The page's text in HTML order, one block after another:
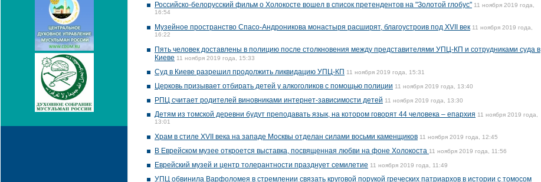
Российско-белорусский фильм о Холокосте вошел в список претендентов на "Золотой глобус" 11 ноября 2019 года,
16:54
Музейное пространство Спасо-Андроникова монастыря расширят, благоустроив под XVII век 11 ноября 2019 года,
16:22
Пять человек доставлены в полицию после столкновения между представителями УПЦ-КП и сотрудниками суда в
Киеве 11 ноября 2019 года, 15:33
Суд в Киеве разрешил продолжить ликвидацию УПЦ-КП 11 ноября 2019 года, 15:31
Церковь призывает отбирать детей у алкоголиков с помощью полиции 11 ноября 2019 года, 13:40
РПЦ считает родителей виновниками интернет-зависимости детей 11 ноября 2019 года, 13:30
Детям из томской деревни будут преподавать язык, на котором говорят 44 человека – епархия 11 ноября 2019 года,
13:01
Храм в стиле XVII века на западе Москвы отделан силами восьми каменщиков 11 ноября 2019 года, 12:45
В Еврейском музее откроется выставка, посвященная любви на фоне Холокоста 11 ноября 2019 года, 11:56
Еврейский музей и центр толерантности празднует семилетие 11 ноября 2019 года, 11:49
УПЦ обвинила Варфоломея в стремлении связать круговой порукой греческих патриархов в истории с томосом